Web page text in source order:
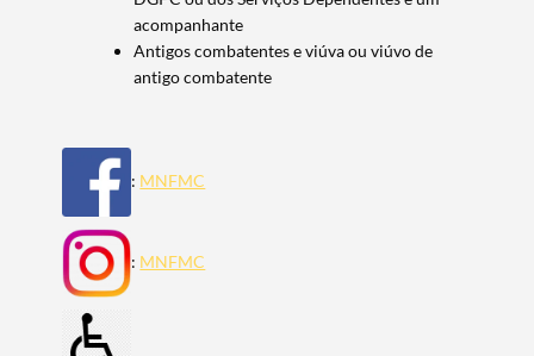
acompanhante
Antigos combatentes e viúva ou viúvo de
antigo combatente
: MNFMC
: MNFMC